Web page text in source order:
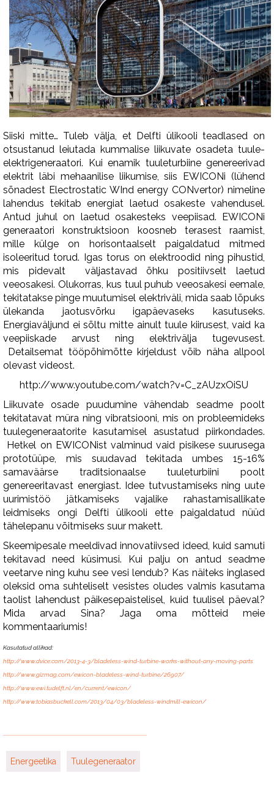
Siiski mitte… Tuleb välja, et Delfti ülikooli teadlased on
otsustanud leiutada kummalise liikuvate osadeta tuule-
elektrigeneraatori. Kui enamik tuuleturbiine genereerivad
elektrit läbi mehaanilise liikumise, siis EWICONi (lühend
sõnadest Electrostatic WInd energy CONvertor) nimeline
lahendus tekitab energiat laetud osakeste vahendusel.
Antud juhul on laetud osakesteks veepiisad. EWICONi
generaatori konstruktsioon koosneb terasest raamist,
mille külge on horisontaalselt paigaldatud mitmed
isoleeritud torud. Igas torus on elektroodid ning pihustid,
mis pidevalt väljastavad õhku positiivselt laetud
veeosakesi. Olukorras, kus tuul puhub veeosakesi eemale,
tekitatakse pinge muutumisel elektriväli, mida saab lõpuks
ülekanda jaotusvõrku igapäevaseks kasutuseks.
Energiaväljund ei sõltu mitte ainult tuule kiirusest, vaid ka
veepiiskade arvust ning elektrivälja tugevusest.
Detailsemat tööpõhimõtte kirjeldust võib näha allpool
olevast videost.
http://www.youtube.com/watch?v=C_zAUzxOiSU
Liikuvate osade puudumine vähendab seadme poolt
tekitatavat müra ning vibratsiooni, mis on probleemideks
tuulegeneraatorite kasutamisel asustatud piirkondades.
Hetkel on EWICONist valminud vaid pisikese suurusega
prototüüpe, mis suudavad tekitada umbes 15-16%
samaväärse traditsionaalse tuuleturbiini poolt
genereeritavast energiast. Idee tutvustamiseks ning uute
uurimistöö jätkamiseks vajalike rahastamisallikate
leidmiseks ongi Delfti ülikooli ette paigaldatud nüüd
tähelepanu võitmiseks suur makett.
Skeemipesale meeldivad innovatiivsed ideed, kuid samuti
tekitavad need küsimusi. Kui palju on antud seadme
veetarve ning kuhu see vesi lendub? Kas näiteks inglased
oleksid oma suhteliselt vesistes oludes valmis kasutama
taolist lahendust päikesepaistelisel, kuid tuulisel päeval?
Mida arvad Sina? Jaga oma mõtteid meie
kommentaariumis!
Kasutatud allikad:
http://www.dvice.com/2013-4-3/bladeless-wind-turbine-works-without-any-moving-parts
http://www.gizmag.com/ewicon-bladeless-wind-turbine/26907/
http://www.ewi.tudelft.nl/en/current/ewicon/
http://www.tobiasbuckell.com/2013/04/03/bladeless-windmill-ewicon/
Energeetika Tuulegeneraator